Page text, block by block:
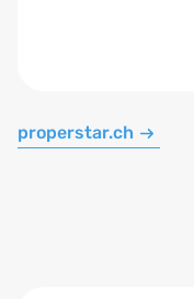
properstar.ch